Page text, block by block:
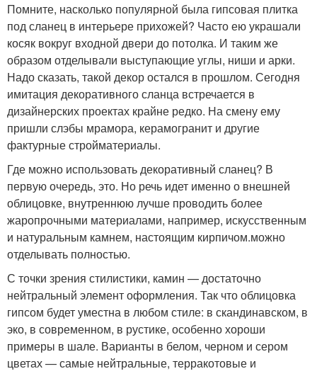
Помните, насколько популярной была гипсовая плитка
под сланец в интерьере прихожей? Часто ею украшали
косяк вокруг входной двери до потолка. И таким же
образом отделывали выступающие углы, ниши и арки.
Надо сказать, такой декор остался в прошлом. Сегодня
имитация декоративного сланца встречается в
дизайнерских проектах крайне редко. На смену ему
пришли слэбы мрамора, керамогранит и другие
фактурные стройматериалы.
Где можно использовать декоративный сланец? В
первую очередь, это. Но речь идет именно о внешней
облицовке, внутреннюю лучше проводить более
жаропрочными материалами, например, искусственным
и натуральным камнем, настоящим кирпичом.можно
отделывать полностью.
С точки зрения стилистики, камин — достаточно
нейтральный элемент оформления. Так что облицовка
гипсом будет уместна в любом стиле: в скандинавском, в
эко, в современном, в рустике, особенно хороши
примеры в шале. Варианты в белом, черном и сером
цветах — самые нейтральные, терракотовые и